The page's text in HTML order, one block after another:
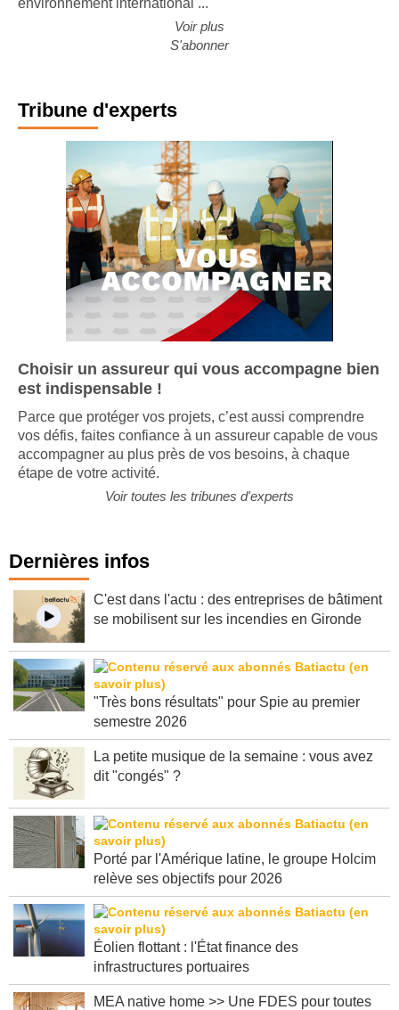
Voir plus
S'abonner
Tribune d'experts
Choisir un assureur qui vous accompagne bien
est indispensable !
Parce que protéger vos projets, c’est aussi comprendre
vos défis, faites confiance à un assureur capable de vous
accompagner au plus près de vos besoins, à chaque
étape de votre activité.
Voir toutes les tribunes d'experts
Dernières infos
C'est dans l'actu : des entreprises de bâtiment
se mobilisent sur les incendies en Gironde
"Très bons résultats" pour Spie au premier
semestre 2026
La petite musique de la semaine : vous avez
dit "congés" ?
Porté par l'Amérique latine, le groupe Holcim
relève ses objectifs pour 2026
Éolien flottant : l'État finance des
infrastructures portuaires
MEA native home >> Une FDES pour toutes